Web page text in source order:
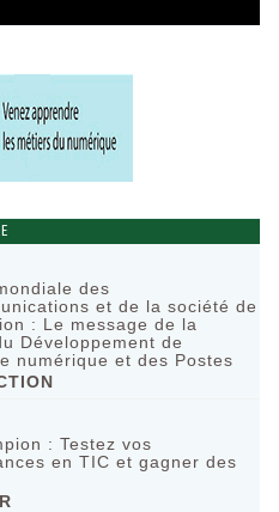
des
et de la société de
: Le message de la
Développement de
numérique et des Postes
: Testez vos
en TIC et gagner des